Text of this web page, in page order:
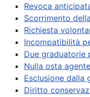
Revoca
Scorrimento
Richiesta
Incompatibilità
Due graduatorie
Nulla osta
Esclusione dalla
Diritto